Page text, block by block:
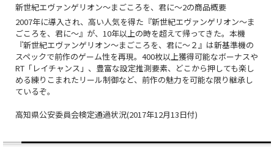
新世紀エヴァンゲリオン～まごころを、君に～2の商品概要
2007年に導入され、高い人気を得た『新世紀エヴァンゲリオン～ま
ごころを、君に～』が、10年以上の時を超えて帰ってきた。本機
『新世紀エヴァンゲリオン～まごころを、君に～２』は新基準機の
スペックで前作のゲーム性を再現。400枚以上獲得可能なボーナスや
RT「レイチャンス」、豊富な設定推測要素、どこから押しても楽し
める練りこまれたリール制御など、前作の魅力を可能な限り継承し
ているぞ。
高知県公安委員会検定通過状況(2017年12月13日付)